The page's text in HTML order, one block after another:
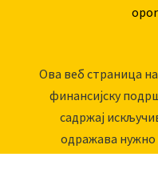
Ова веб страница
финансијску
садржај
одражава нужно